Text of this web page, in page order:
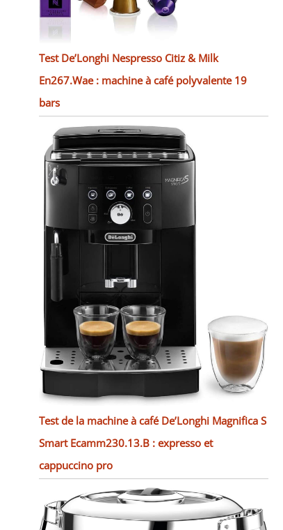
Test De’Longhi Nespresso Citiz & Milk
En267.Wae : machine à café polyvalente 19
bars
Test de la machine à café De’Longhi Magnifica S
Smart Ecamm230.13.B : expresso et
cappuccino pro